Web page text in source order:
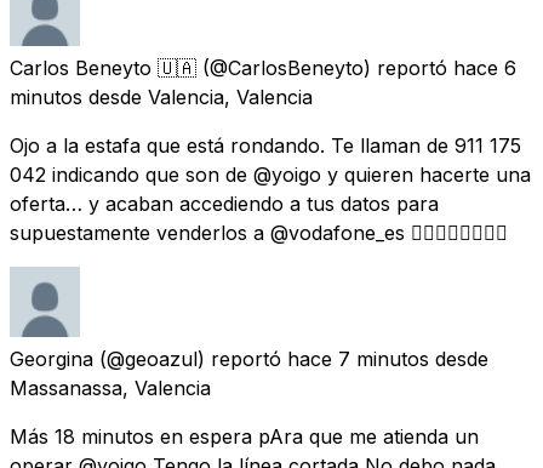
Carlos Beneyto 🇺🇦 (@CarlosBeneyto) reportó hace 6
minutos desde Valencia, Valencia
Ojo a la estafa que está rondando. Te llaman de 911 175
042 indicando que son de @yoigo y quieren hacerte una
oferta… y acaban accediendo a tus datos para
supuestamente venderlos a @vodafone_es 👇🏼👇🏼👇🏼👇🏼
Georgina (@geoazul) reportó hace 7 minutos desde
Massanassa, Valencia
Más 18 minutos en espera pAra que me atienda un